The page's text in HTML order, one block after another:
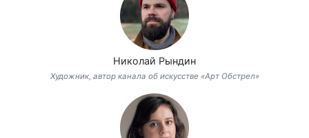
Николай Рындин
Художник, автор канала об искусстве «Арт Обстрел»